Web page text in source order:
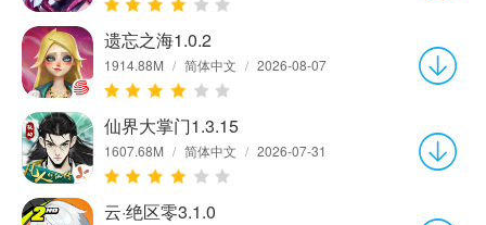
遗忘之海1.0.2
1914.88M / 简体中文 / 2026-08-07
仙界大掌门1.3.15
1607.68M / 简体中文 / 2026-07-31
云·绝区零3.1.0